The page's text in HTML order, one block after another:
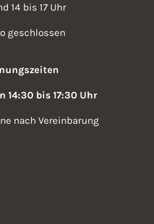
14 bis 17 Uhr
geschlossen
14:30 bis 17:30 Uhr
nach Vereinbarung